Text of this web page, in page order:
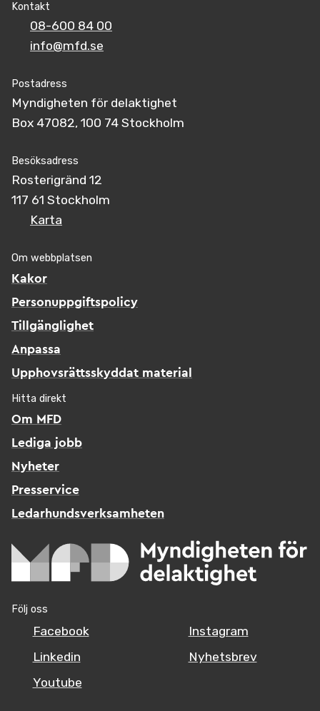
Kontakt
08-600 84 00
info@mfd.se
Postadress
Myndigheten för delaktighet
Box 47082, 100 74 Stockholm
Besöksadress
Rosterigränd 12
117 61 Stockholm
Karta
Om webbplatsen
Kakor
Personuppgiftspolicy
Tillgänglighet
Anpassa
Upphovsrättsskyddat material
Hitta direkt
Om MFD
Lediga jobb
Nyheter
Presservice
Ledarhundsverksamheten
Följ oss
Facebook
Linkedin
Youtube
Instagram
Nyhetsbrev